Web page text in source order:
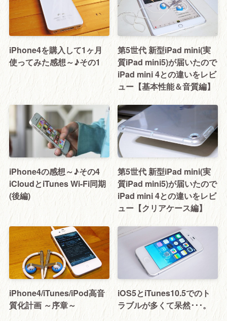
iPhone4を購入して1ヶ月
使ってみた感想～♪その1
第5世代 新型iPad mini(実
質iPad mini5)が届いたので
iPad mini 4との違いをレビ
ュー【基本性能＆音質編】
iPhone4の感想～♪その4
iCloudとiTunes Wi-Fi同期
(後編)
第5世代 新型iPad mini(実
質iPad mini5)が届いたので
iPad mini 4との違いをレビ
ュー【クリアケース編】
iPhone4/iTunes/iPod高音
質化計画 ～序章～
iOS5とiTunes10.5でのト
ラブルが多くて呆然･･･。